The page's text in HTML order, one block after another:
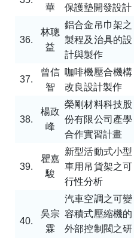
華 保護墊開發設計
36.
林聰
益
鋁合金吊巾架之
製程及治具的設
計與製作
37.
曾信
智
咖啡機壓合機構
改良設計製作
38.
楊政
峰
榮剛材料科技股
份有限公司產學
合作實習計畫
39.
瞿嘉
駿
新型活動式小型
車用吊貨架之可
行性分析
40.
吳宗
霖
汽車空調之可變
容積式壓縮機的
外部控制閥之研